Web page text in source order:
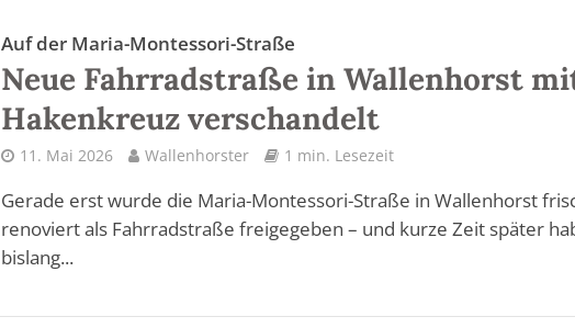
Auf der Maria-Montessori-Straße
Neue Fahrradstraße in Wallenhorst
Hakenkreuz verschandelt
11. Mai 2026 Wallenhorster 1 min. Lesezeit
Gerade erst wurde die Maria-Montessori-Straße in Wallenhorst
renoviert als Fahrradstraße freigegeben – und kurze Zeit später
bislang...